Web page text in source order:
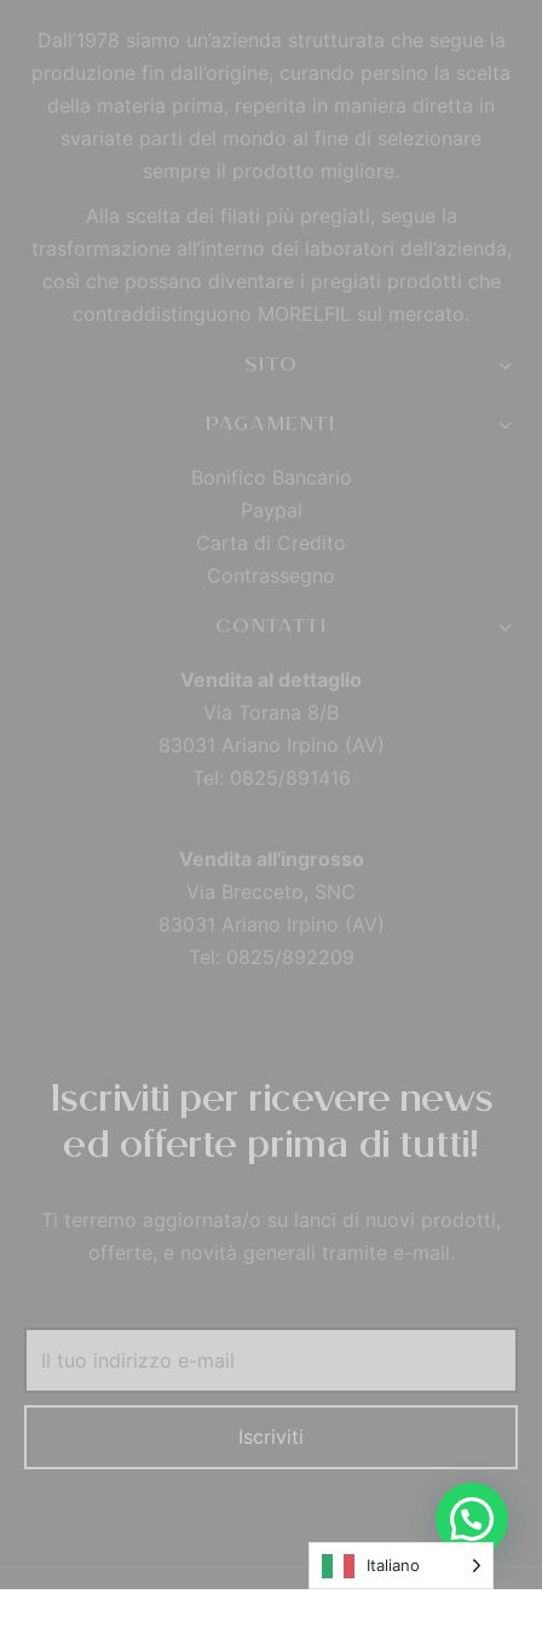
Dall’1978 siamo un’azienda strutturata che segue la
produzione fin dall’origine, curando persino la scelta
della materia prima, reperita in maniera diretta in
svariate parti del mondo al fine di selezionare
sempre il prodotto migliore.
Alla scelta dei filati più pregiati, segue la
trasformazione all’interno dei laboratori dell’azienda,
così che possano diventare i pregiati prodotti che
contraddistinguono MORELFIL sul mercato.
SITO
PAGAMENTI
Bonifico Bancario
Paypal
Carta di Credito
Contrassegno
CONTATTI
Vendita al dettaglio
Via Torana 8/B
83031 Ariano Irpino (AV)
Tel: 0825/891416
Vendita all'ingrosso
Via Brecceto, SNC
83031 Ariano Irpino (AV)
Tel: 0825/892209
Iscriviti per ricevere news
ed offerte prima di tutti!
Ti terremo aggiornata/o su lanci di nuovi prodotti,
offerte, e novità generali tramite e-mail.
Italiano